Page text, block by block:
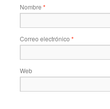
Nombre *
Correo electrónico *
Web